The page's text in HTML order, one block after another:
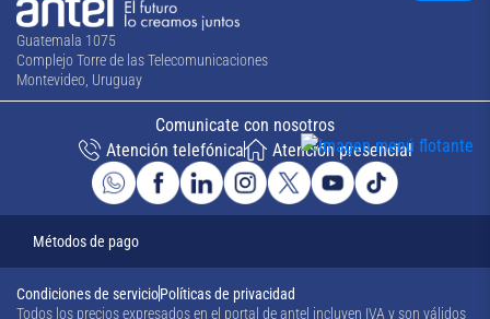
Guatemala 1075
Complejo Torre de las Telecomunicaciones
Montevideo, Uruguay
Comunicate con nosotros
Atención telefónica
Atención presencial
Métodos de pago
Todos los precios expresados en el portal de antel incluyen IVA y son válidos
Condiciones de servicioPolíticas de privacidad